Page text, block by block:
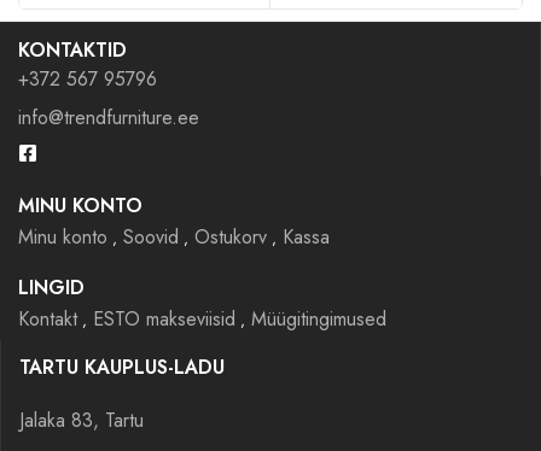
KONTAKTID
+372 567 95796
info@trendfurniture.ee
MINU KONTO
Minu konto
Soovid Ostukorv
Kassa
LINGID
Kontakt
ESTO makseviisid
Müügitingimused
TARTU KAUPLUS-LADU
Jalaka 83, Tartu